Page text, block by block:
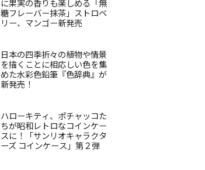
に果実の香りも楽しめる「無
糖フレーバー抹茶」ストロベ
リー、マンゴー新発売
日本の四季折々の植物や情景
を描くことに相応しい色を集
めた水彩色鉛筆『色辞典』が
新発売！
ハローキティ、ポチャッコた
ちが昭和レトロなコインケー
スに！「サンリオキャラクタ
ーズ コインケース」第２弾